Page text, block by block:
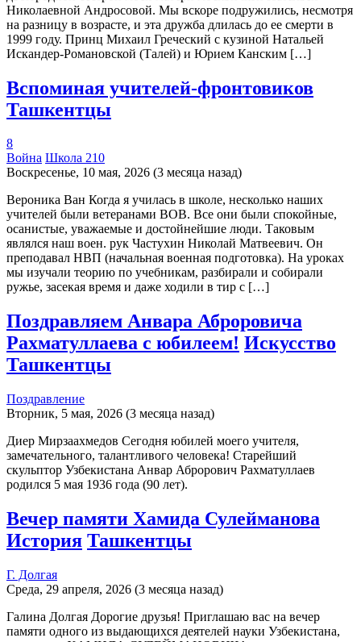
Николаевной Андросовой. Мы вскоре подружились, несмотря
на разницу в возрасте, и эта дружба длилась до ее смерти в
1999 году. Принц Михаил Греческий с кузиной Натальей
Искандер-Романовской (Талей) и Юрием Канским […]
Вспоминая учителей-фронтовиков
Ташкентцы
8
Война Школа 210
Воскресенье, 10 мая, 2026 (3 месяца назад)
Вероника Ван Когда я училась в школе, несколько наших
учителей были ветеранами ВОВ. Все они были спокойные,
осанистые, уважаемые и достойнейшие люди. Таковым
являлся наш воен. рук Частухин Николай Матвеевич. Он
преподавал НВП (начальная военная подготовка). На уроках
мы изучали теорию по учебникам, разбирали и собирали
ружье, засекая время и даже ходили в тир с […]
Поздравляем Анвара Аброровича
Рахматуллаева с юбилеем! Искусство
Ташкентцы
Поздравление
Вторник, 5 мая, 2026 (3 месяца назад)
Диер Мирзаахмедов Сегодня юбилей моего учителя,
замечательного, талантливого человека! Старейший
скульптор Узбекистана Анвар Аброрович Рахматуллаев
родился 5 мая 1936 года (90 лет).
Вечер памяти Хамида Сулейманова
История Ташкентцы
Г. Долгая
Среда, 29 апреля, 2026 (3 месяца назад)
Галина Долгая Дорогие друзья! Приглашаю вас на вечер
памяти одного из выдающихся деятелей науки Узбекистана,